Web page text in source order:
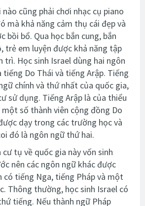
nào cũng phải chơi nhạc cụ piano
mà khả năng cảm thụ cái đẹp và
bồi bổ. Qua học bắn cung, bắn
trẻ em luyện được khả năng tập
trì. Học sinh Israel dùng hai ngôn
tiếng Do Thái và tiếng Arập. Tiếng
chính và thứ nhất của quốc gia,
sử dụng. Tiếng Arập là của thiểu
số thành viên cộng đồng Do
dạy trong các trường học và
đó là ngôn ngữ thứ hai.
cư tụ về quốc gia này vốn sinh
nên các ngôn ngữ khác được
có tiếng Nga, tiếng Pháp và một
Thông thường, học sinh Israel có
tiếng. Nếu thành ngữ Pháp